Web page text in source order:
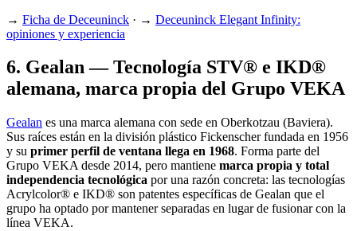
→ Ficha de Deceuninck · → Deceuninck Elegant Infinity:
opiniones y experiencia
6. Gealan — Tecnología STV® e IKD®
alemana, marca propia del Grupo VEKA
Gealan es una marca alemana con sede en Oberkotzau (Baviera).
Sus raíces están en la división plástico Fickenscher fundada en 1956
y su primer perfil de ventana llega en 1968. Forma parte del
Grupo VEKA desde 2014, pero mantiene marca propia y total
independencia tecnológica por una razón concreta: las tecnologías
Acrylcolor® e IKD® son patentes específicas de Gealan que el
grupo ha optado por mantener separadas en lugar de fusionar con la
línea VEKA.